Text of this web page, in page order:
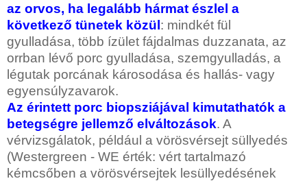
az orvos, ha legalább hármat észlel a
következő tünetek közül: mindkét fül
gyulladása, több ízület fájdalmas duzzanata, az
orrban lévő porc gyulladása, szemgyulladás, a
légutak porcának károsodása és hallás- vagy
egyensúlyzavarok.
Az érintett porc biopsziájával kimutathatók a
betegségre jellemző elváltozások. A
vérvizsgálatok, például a vörösvérsejt süllyedés
(Westergreen - WE érték: vért tartalmazó
kémcsőben a vörösvérsejtek lesüllyedésének